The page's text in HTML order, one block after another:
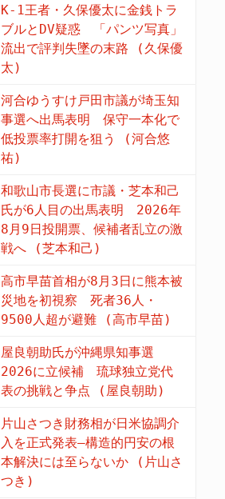
K-1王者・久保優太に金銭トラ
ブルとDV疑惑 「パンツ写真」
流出で評判失墜の末路 (久保優
太)
河合ゆうすけ戸田市議が埼玉知
事選へ出馬表明 保守一本化で
低投票率打開を狙う (河合悠
祐)
和歌山市長選に市議・芝本和己
氏が6人目の出馬表明 2026年
8月9日投開票、候補者乱立の激
戦へ (芝本和己)
高市早苗首相が8月3日に熊本被
災地を初視察 死者36人・
9500人超が避難 (高市早苗)
屋良朝助氏が沖縄県知事選
2026に立候補 琉球独立党代
表の挑戦と争点 (屋良朝助)
片山さつき財務相が日米協調介
入を正式発表―構造的円安の根
本解決には至らないか (片山さ
つき)